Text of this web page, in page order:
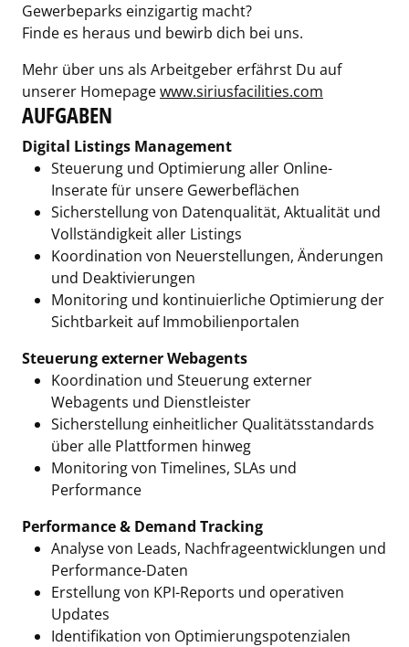
Gewerbeparks einzigartig macht?
Finde es heraus und bewirb dich bei uns.
Mehr über uns als Arbeitgeber erfährst Du auf
unserer Homepagewww.siriusfacilities.com
AUFGABEN
Digital Listings Management
Steuerung und Optimierung aller Online-
Inserate für unsere Gewerbeflächen
Sicherstellung von Datenqualität, Aktualität und
Vollständigkeit aller Listings
Koordination von Neuerstellungen, Änderungen
und Deaktivierungen
Monitoring und kontinuierliche Optimierung der
Sichtbarkeit auf Immobilienportalen
Steuerung externer Webagents
Koordination und Steuerung externer
Webagents und Dienstleister
Sicherstellung einheitlicher Qualitätsstandards
über alle Plattformen hinweg
Monitoring von Timelines, SLAs und
Performance
Performance & Demand Tracking
Analyse von Leads, Nachfrageentwicklungen und
Performance-Daten
Erstellung von KPI-Reports und operativen
Updates
Identifikation von Optimierungspotenzialen